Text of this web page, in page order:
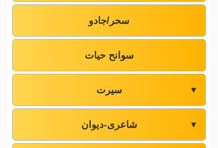
سحر/جادو
سوانح حیات
سیرت ▼
شاعری-دیوان ▼